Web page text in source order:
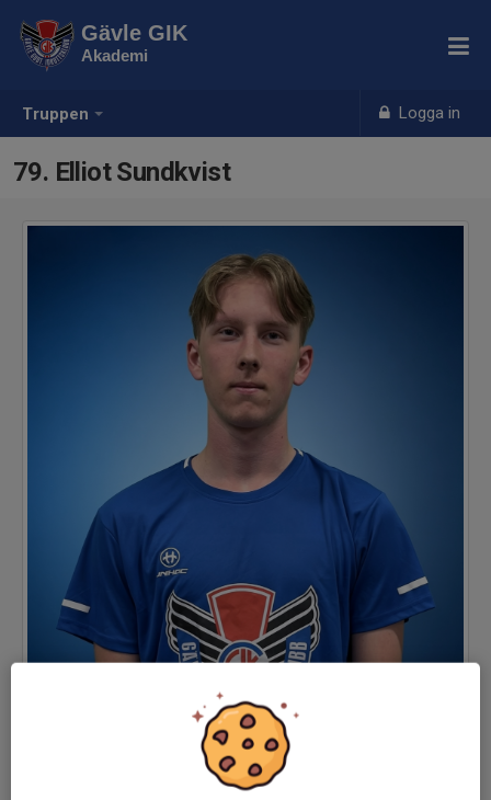
Truppen Logga in
Gävle GIK
Akademi
79. Elliot Sundkvist